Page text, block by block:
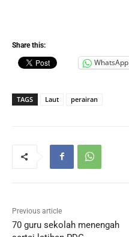
Share this:
WhatsApp
TAGS Laut perairan
Previous article
70 guru sekolah menengah